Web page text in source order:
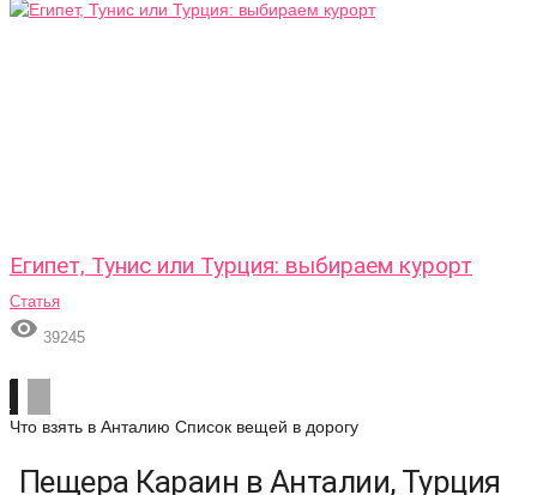
Египет, Тунис или Турция: выбираем курорт
Статья
 39245
Что взять в Анталию Список вещей в дорогу
Пещера Караин в Анталии, Турция